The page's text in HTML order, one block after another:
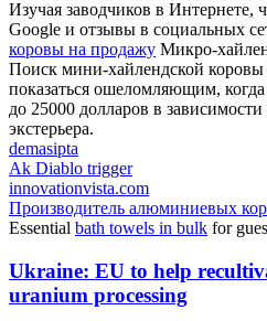
Изучая заводчиков в Интернете,
Google и отзывы в социальных
коровы на продажу Микро-
Поиск мини-хайлендской
показаться ошеломляющим,
до 25000 долларов в
экстерьера.
demasipta
Ak Diablo trigger
innovationvista.com
Производитель алюминиевых
Essential bath towels in bulk for
Ukraine: EU to help
uranium processing